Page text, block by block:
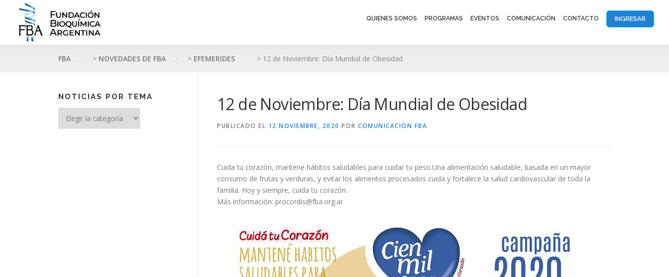
contenido
QUIENES SOMOS PROGRAMAS EVENTOS COMUNICACIÓN CONTACTO INGRESAR
FBA > NOVEDADES DE FBA > EFEMERIDES > 12 de Noviembre: Día Mundial de Obesidad
12 de Noviembre: Día Mundial de Obesidad
PUBLICADO EL 12 NOVIEMBRE, 2020 POR COMUNICACIÓN FBA
Cuida tu corazón, mantene hábitos saludables para cuidar tu peso.Una alimentación saludable, basada en un mayor
consumo de frutas y verduras, y evitar los alimentos procesados cuida y fortalece la salud cardiovascular de toda la
familia. Hoy y siempre, cuida tu corazón.
Más información: procordis@fba.org.ar
NOTICIAS POR TEMA
por